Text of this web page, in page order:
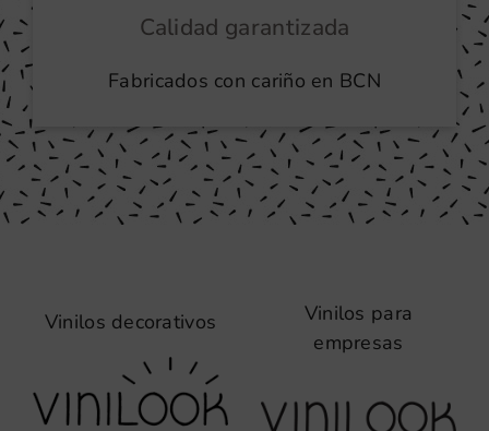
Calidad garantizada
Fabricados con cariño en BCN
Vinilos decorativos
Vinilos para
empresas